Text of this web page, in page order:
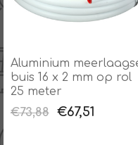
Aluminium
buis 16 x 2 mm op rol
25 meter
€73,88
€67,51